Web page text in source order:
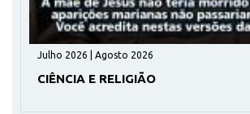
Julho 2026 | Agosto 2026
CIÊNCIA E RELIGIÃO